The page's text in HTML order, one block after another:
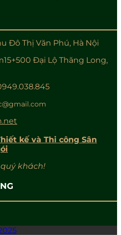
Đô Thị Văn Phú, Hà Nội
Đại Lộ Thăng Long,
kế và Thi công Sân
khách!